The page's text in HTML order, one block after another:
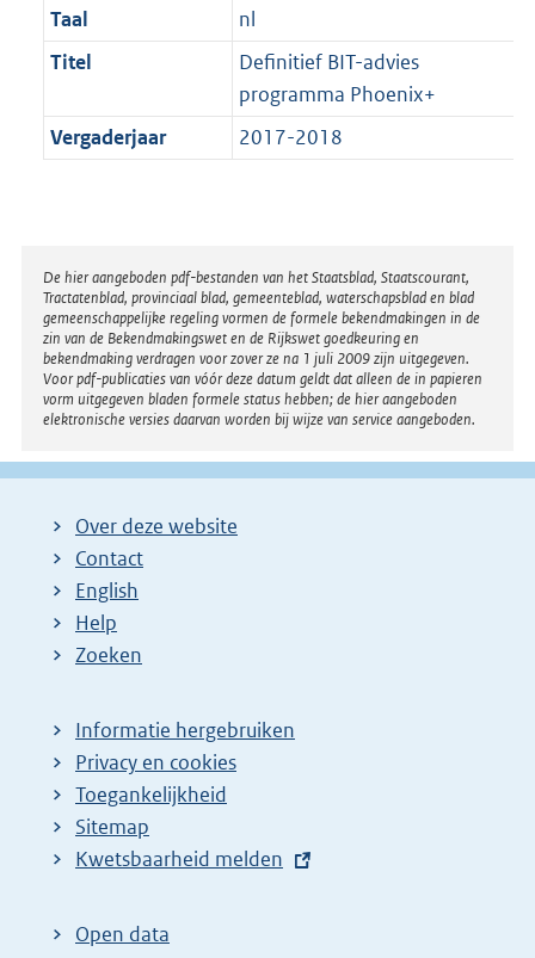
Taal
nl
Titel
Definitief BIT-advies
programma Phoenix+
Vergaderjaar
2017-2018
Disclaimer
De hier aangeboden pdf-bestanden van het Staatsblad, Staatscourant,
Tractatenblad, provinciaal blad, gemeenteblad, waterschapsblad en blad
gemeenschappelijke regeling vormen de formele bekendmakingen in de
zin van de Bekendmakingswet en de Rijkswet goedkeuring en
bekendmaking verdragen voor zover ze na 1 juli 2009 zijn uitgegeven.
Voor pdf-publicaties van vóór deze datum geldt dat alleen de in papieren
vorm uitgegeven bladen formele status hebben; de hier aangeboden
elektronische versies daarvan worden bij wijze van service aangeboden.
Over deze website
Contact
English
Help
Zoeken
Informatie hergebruiken
Privacy en cookies
Toegankelijkheid
Sitemap
E
t
Kwetsbaarheid melden
Open data